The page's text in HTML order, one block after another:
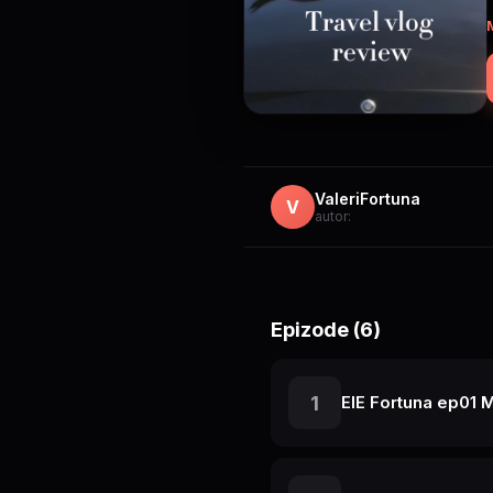
V ValeriFortuna
autor:
Epizode (6)
1 ElE Fortuna ep01